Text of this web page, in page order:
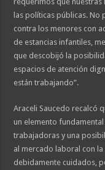
las políticas públicas. No
contra los menores con
de estancias infantiles,
que descobijó la
espacios de atención
están trabajando”.
Araceli Saucedo recalcó
un elemento
trabajadoras y una
al mercado laboral con
debidamente cuidados,